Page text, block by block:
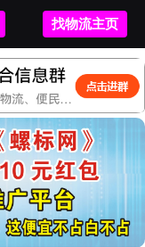
找物流主页